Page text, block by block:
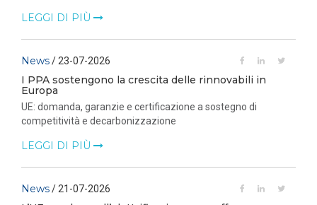
LEGGI DI PIÙ
News/ 23-07-2026
I PPA sostengono la crescita delle rinnovabili in
Europa
UE: domanda, garanzie e certificazione a sostegno di
competitività e decarbonizzazione
LEGGI DI PIÙ
News/ 21-07-2026